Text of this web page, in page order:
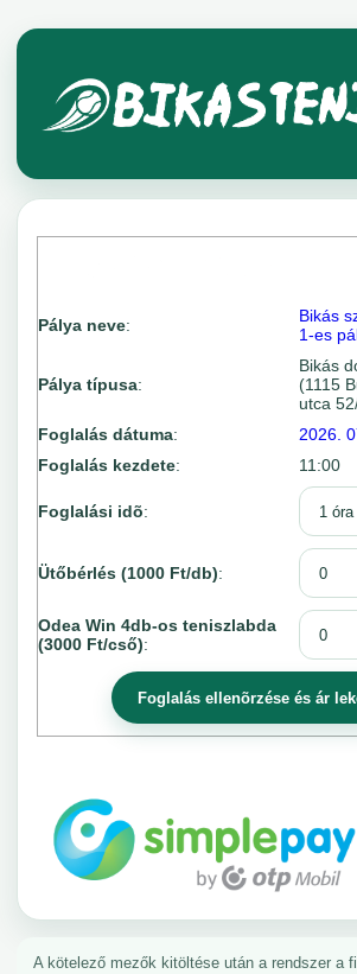
Pálya neve:
Bikás
1-es
Pálya típusa:
Bikás
(1115
utca
Foglalás dátuma:
2026.
Foglalás kezdete: 11:00
Foglalási idõ:
Ütőbérlés (1000 Ft/db):
Odea Win 4db-os teniszlabda
(3000 Ft/cső):
A kötelező mezők kitöltése után a rendszer a